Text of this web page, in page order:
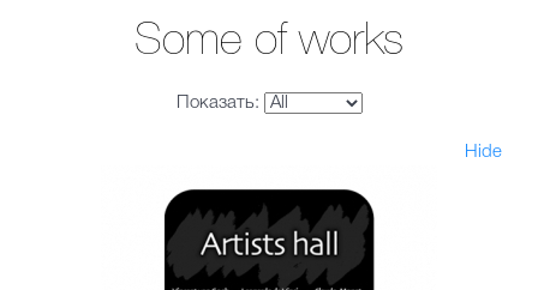
Some of works
Показать:
Hide